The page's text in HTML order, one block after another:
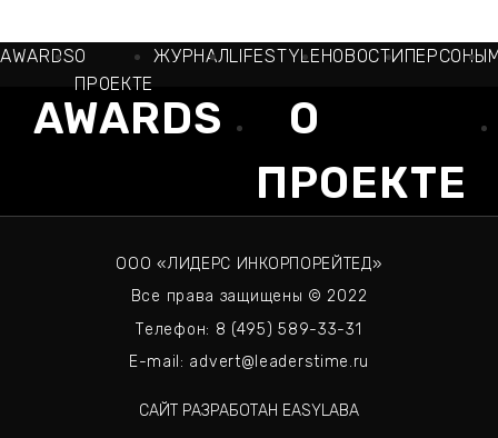
AWARDSО
ПРОЕКТЕ
ЖУРНАЛLIFESTYLEНОВОСТИПЕРСОНЫ
AWARDS
О
ПРОЕКТЕ
ООО «ЛИДЕРС ИНКОРПОРЕЙТЕД»
Все права защищены © 2022
Телефон: 8 (495) 589-33-31
E-mail: advert@leaderstime.ru
САЙТ РАЗРАБОТАН EASYLABA